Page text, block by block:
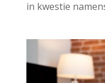
in kwestie